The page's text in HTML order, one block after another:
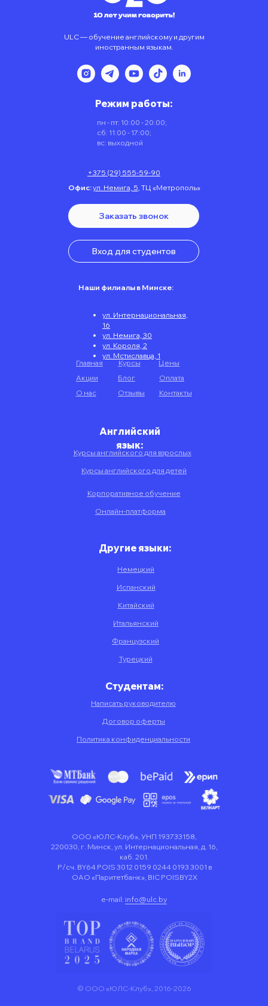
ULC — обучение английскому и другим
иностранным языкам.
Наши филиалы в Минске:
ул. Интернациональная,
16
ул. Немига, 30
ул. Короля, 2
ул. Мстиславца, 1
+375 (29) 555-59-90
Офис:ул. Немига, 5, ТЦ «Метрополь»
Заказать звонок
Главная Курсы
О нас Отзывы
Акции
Цены
Оплата
Блог
Контакты
Английский
язык:
Другие языки:
Студентам:
Курсы английского для взрослых
Курсы английского для детей
Корпоративное обучение
Немецкий
Испанский
Вход для студентов
Китайский
Итальянский
Французский
Турецкий
Написать руководителю
Договор оферты
Политика конфиденциальности
Онлайн-платформа
Режим работы:
пн - пт: 10:00 - 20:00;
сб: 11:00 - 17:00;
вс: выходной
e-mail: info@ulc.by
ООО «ЮЛС-Клуб», УНП 193733158,
220030, г. Минск, ул. Интернациональная, д. 16,
каб. 201.
Р/сч. BY64 POIS 3012 0159 0244 0193 3001 в
ОАО «Паритетбанк», BIC POISBY2X
© ООО «ЮЛС-Клуб», 2016-2026